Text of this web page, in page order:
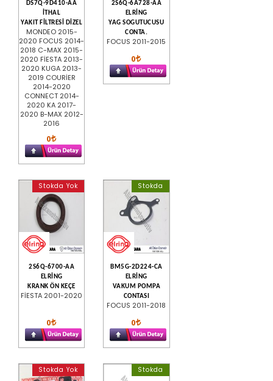
DS7Q-9D410-AA
İTHAL
YAKIT FİLTRESİ DİZEL
MONDEO 2015-
2020 FOCUS 2014-
2018 C-MAX 2015-
2020 FİESTA 2013-
2020 KUGA 2013-
2019 COURİER
2014-2020
CONNECT 2014-
2020 KA 2017-
2020 B-MAX 2012-
2016
0
2S6Q-6A728-AA
ELRİNG
YAG SOGUTUCUSU
CONTA.
FOCUS 2011-2015
0
Stokda Yok
2S6Q-6700-AA
ELRİNG
KRANK ÖN KEÇE
FİESTA 2001-2020
0
Stokda
BM5G-2D224-CA
ELRİNG
VAKUM POMPA
CONTASI
FOCUS 2011-2018
0
Stokda Yok Stokda